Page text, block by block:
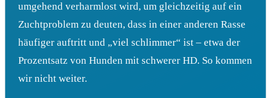
umgehend verharmlost wird, um gleichzeitig auf ein
Zuchtproblem zu deuten, dass in einer anderen Rasse
häufiger auftritt und „viel schlimmer“ ist – etwa der
Prozentsatz von Hunden mit schwerer HD. So kommen
wir nicht weiter.